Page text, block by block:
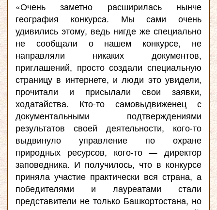
«Очень заметно расширилась нынче
география конкурса. Мы сами очень
удивились этому, ведь нигде же специально
не сообщали о нашем конкурсе, не
направляли никаких документов,
приглашений, просто создали специальную
страницу в интернете, и люди это увидели,
прочитали и присылали свои заявки,
ходатайства. Кто-то самовыдвиженец с
документальными подтверждениями
результатов своей деятельности, кого-то
выдвинуло управление по охране
природных ресурсов, кого-то — директор
заповедника. И получилось, что в конкурсе
приняла участие практически вся страна, а
победителями и лауреатами стали
представители не только Башкортостана, но